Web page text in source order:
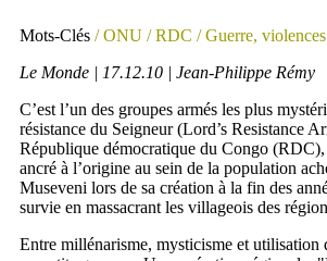
Mots-Clés / ONU / RDC / Guerre,
Le Monde | 17.12.10 | Jean-Philippe Rémy
C’est l’un des groupes armés les plus
résistance du Seigneur (Lord’s Resistance
République démocratique du Congo
ancré à l’origine au sein de la population
Museveni lors de sa création à la fin des
survie en massacrant les villageois des
Entre millénarisme, mysticisme et utilisation